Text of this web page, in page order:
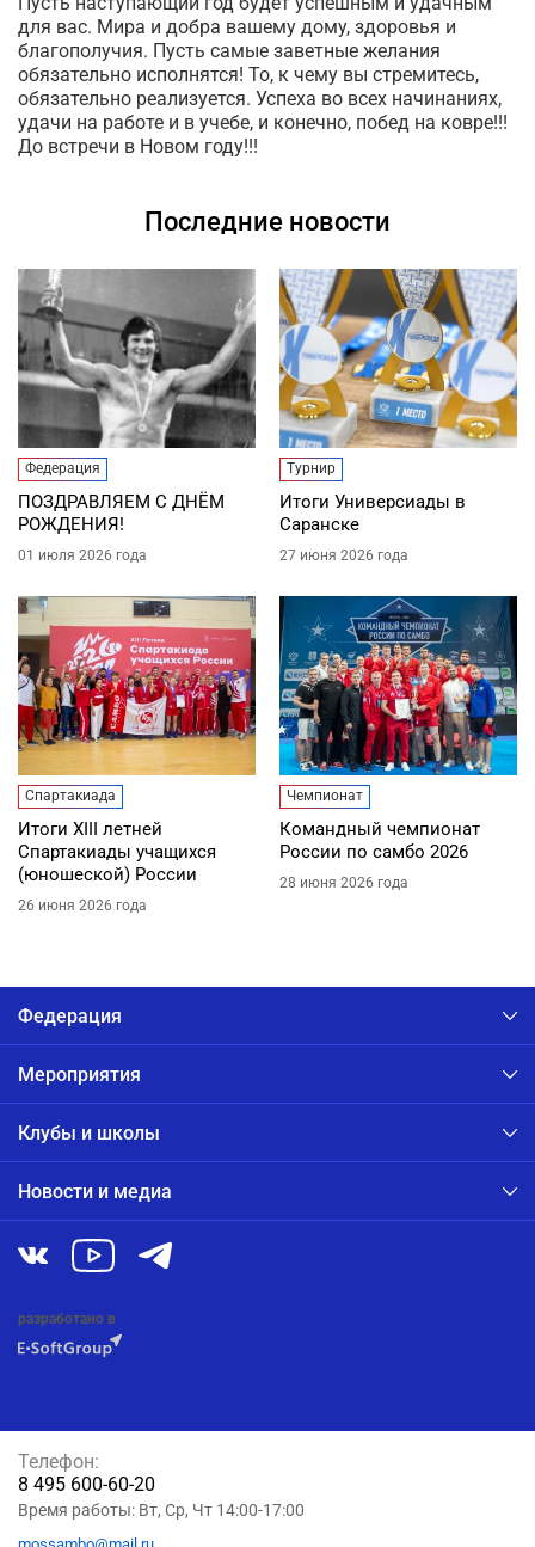
для вас. Мира и добра вашему дому, здоровья и
благополучия. Пусть самые заветные желания
обязательно исполнятся! То, к чему вы стремитесь,
обязательно реализуется. Успеха во всех начинаниях,
удачи на работе и в учебе, и конечно, побед на ковре!!!
До встречи в Новом году!!!
Последние новости
Федерация
ПОЗДРАВЛЯЕМ С ДНЁМ
РОЖДЕНИЯ!
01 июля 2026 года
Турнир
Итоги Универсиады в
Саранске
27 июня 2026 года
Спартакиада
Итоги XIII летней
Спартакиады учащихся
(юношеской) России
26 июня 2026 года
Чемпионат
Командный чемпионат
России по самбо 2026
28 июня 2026 года
Федерация
Мероприятия
Клубы и школы
Новости и медиа
разработано в
Телефон:
8 495 600-60-20
Время работы: Вт, Ср, Чт 14:00-17:00